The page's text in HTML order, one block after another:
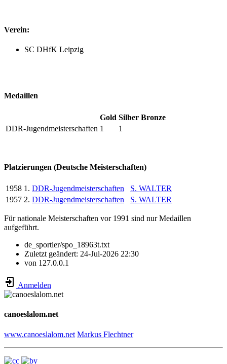
Verein:
SC DHfK Leipzig
Medaillen
Gold Silber Bronze
DDR-Jugendmeisterschaften 1 1
Platzierungen (Deutsche Meisterschaften)
1958 1. DDR-Jugendmeisterschaften
S. WALTER
1957 2. DDR-Jugendmeisterschaften S. WALTER
Für nationale Meisterschaften vor 1991 sind nur Medaillen
aufgeführt.
de_sportler/spo_18963t.txt
Zuletzt geändert: 24-Jul-2026 22:30
von 127.0.0.1
Anmelden
canoeslalom.net
www.canoeslalom.net Markus Flechtner